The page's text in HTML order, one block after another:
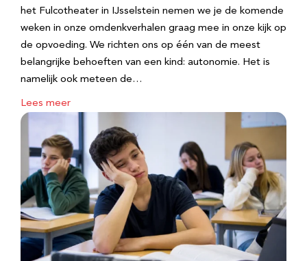
het Fulcotheater in IJsselstein nemen we je de komende
weken in onze omdenkverhalen graag mee in onze kijk op
de opvoeding. We richten ons op één van de meest
belangrijke behoeften van een kind: autonomie. Het is
namelijk ook meteen de…
Lees meer